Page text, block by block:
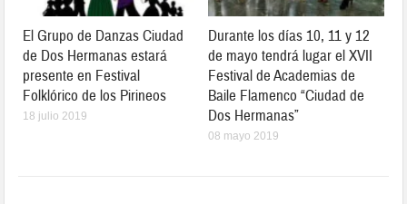
El Grupo de Danzas Ciudad
de Dos Hermanas estará
presente en Festival
Folklórico de los Pirineos
18 julio 2019
Durante los días 10, 11 y 12
de mayo tendrá lugar el XVII
Festival de Academias de
Baile Flamenco “Ciudad de
Dos Hermanas”
08 mayo 2019